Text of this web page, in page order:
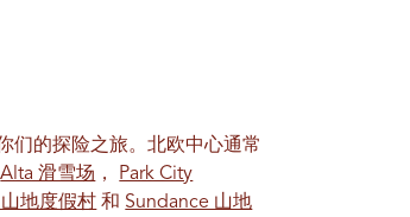
们的探险之旅。北欧中心通常
Alta 滑雪场 ，
Park City
地度假村 和 Sundance 山地